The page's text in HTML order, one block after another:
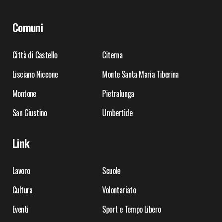
Comuni
Città di Castello
Citerna
Lisciano Niccone
Monte Santa Maria Tiberina
Montone
Pietralunga
San Giustino
Umbertide
Link
Lavoro
Scuole
Cultura
Volontariato
Eventi
Sport e Tempo Libero